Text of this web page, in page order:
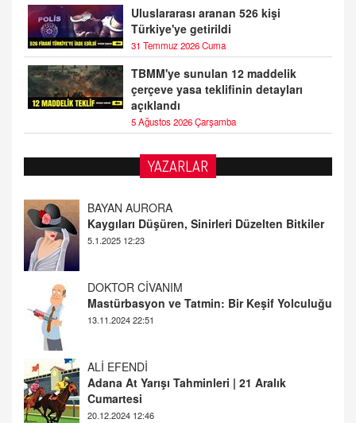
Uluslararası aranan 526 kişi
Türkiye'ye getirildi
31 Temmuz 2026 Cuma
TBMM'ye sunulan 12 maddelik
çerçeve yasa teklifinin detayları
açıklandı
5 Ağustos 2026 Çarşamba
YAZARLAR
DOKTOR CİVANIM
Mastürbasyon ve Tatmin: Bir Keşif Yolculuğu
13.11.2024 22:51
ALİ EFENDİ
Adana At Yarışı Tahminleri | 21 Aralık
Cumartesi
TUTKUNUN PERİSİ
Sağlıklı Bir Cinsel Yaşam ile İlgili Bilinmesi
Gerekenler
08.11.2024 13:16